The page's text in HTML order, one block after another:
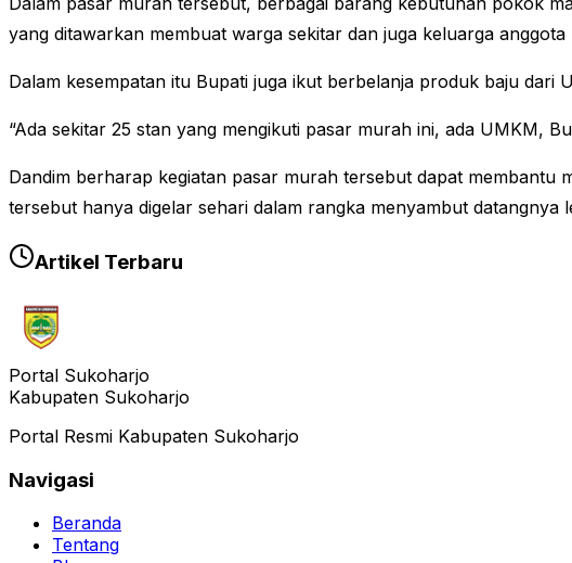
yang ditawarkan membuat warga sekitar dan juga keluarga
Dalam kesempatan itu Bupati juga ikut berbelanja produk baju dari
“Ada sekitar 25 stan yang mengikuti pasar murah ini, ada UMKM,
Dandim berharap kegiatan pasar murah tersebut dapat
tersebut hanya digelar sehari dalam rangka menyambut datangnya
Artikel Terbaru
Portal Sukoharjo
Kabupaten Sukoharjo
Portal Resmi Kabupaten Sukoharjo
Navigasi
Beranda
Tentang